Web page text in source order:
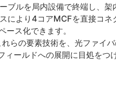
ブルを局内設備で終端し、
により4コアMCFを直接コ
ース化できます。
らの要素技術を、光ファイ
ールドへの展開に目処をつ